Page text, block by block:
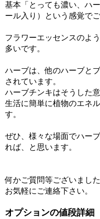
基本「とっても濃い、ハ
ール入り）という感覚で
フラワーエッセンスのよ
多いです。
ハーブは、他のハーブと
されています。
ハーブチンキはそうした
生活に簡単に植物のエネ
す。
ぜひ、様々な場面でハー
れば、と思います。
何かご質問等ございまし
お気軽にご連絡下さい。
オプションの値段詳細